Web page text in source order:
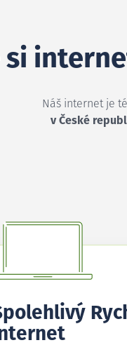
Náš internet je
v České